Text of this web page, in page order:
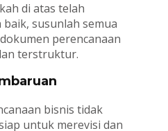
di atas telah
susunlah semua
perencanaan
terstruktur.
bisnis tidak
untuk merevisi dan